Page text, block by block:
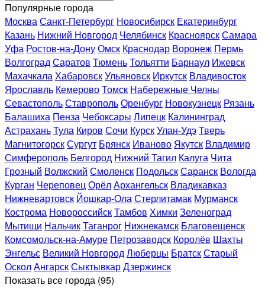
Популярные города
МоскваСанкт-Петербург Новосибирск Екатеринбург
Казань Нижний Новгород Челябинск КрасноярскСамара
Уфа Ростов-на-ДонуОмск Краснодар Воронеж Пермь
ВолгоградСаратов ТюменьТольятти Барнаул Ижевск
МахачкалаХабаровскУльяновск Иркутск Владивосток
Ярославль КемеровоТомск Набережные Челны
СевастопольСтавропольОренбург Новокузнецк Рязань
Балашиха Пенза Чебоксары Липецк Калининград
АстраханьТула Киров Сочи КурскУлан-УдэТверь
МагнитогорскСургут Брянск Иваново Якутск Владимир
Симферополь Белгород Нижний Тагил Калуга Чита
Грозный Волжский Смоленск ПодольскСаранск Вологда
Курган ЧереповецОрёлАрхангельск Владикавказ
Нижневартовск Йошкар-ОлаСтерлитамак Мурманск
Кострома НовороссийскТамбов Химки Зеленоград
Мытищи НальчикТаганрог Нижнекамск Благовещенск
Комсомольск-на-Амуре Петрозаводск Королёв Шахты
Энгельс Великий НовгородЛюберцы БратскСтарый
ОсколАнгарскСыктывкарДзержинск
Показать все города (95)